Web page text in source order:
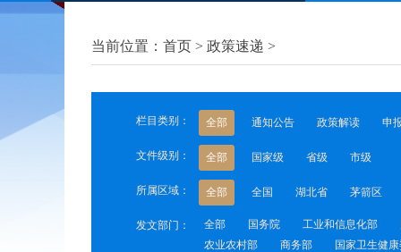
当前位置：首页 > 政策速递 >
栏目类别： 全部 通知公告 政策解读 申
文件级别： 全部 国家级 省级 市级
所属区域： 全部 全国 湖北省 茅箭区
发文部门： 全部 国务院 工业和信息化部
农业农村部
商务部 国家卫生健